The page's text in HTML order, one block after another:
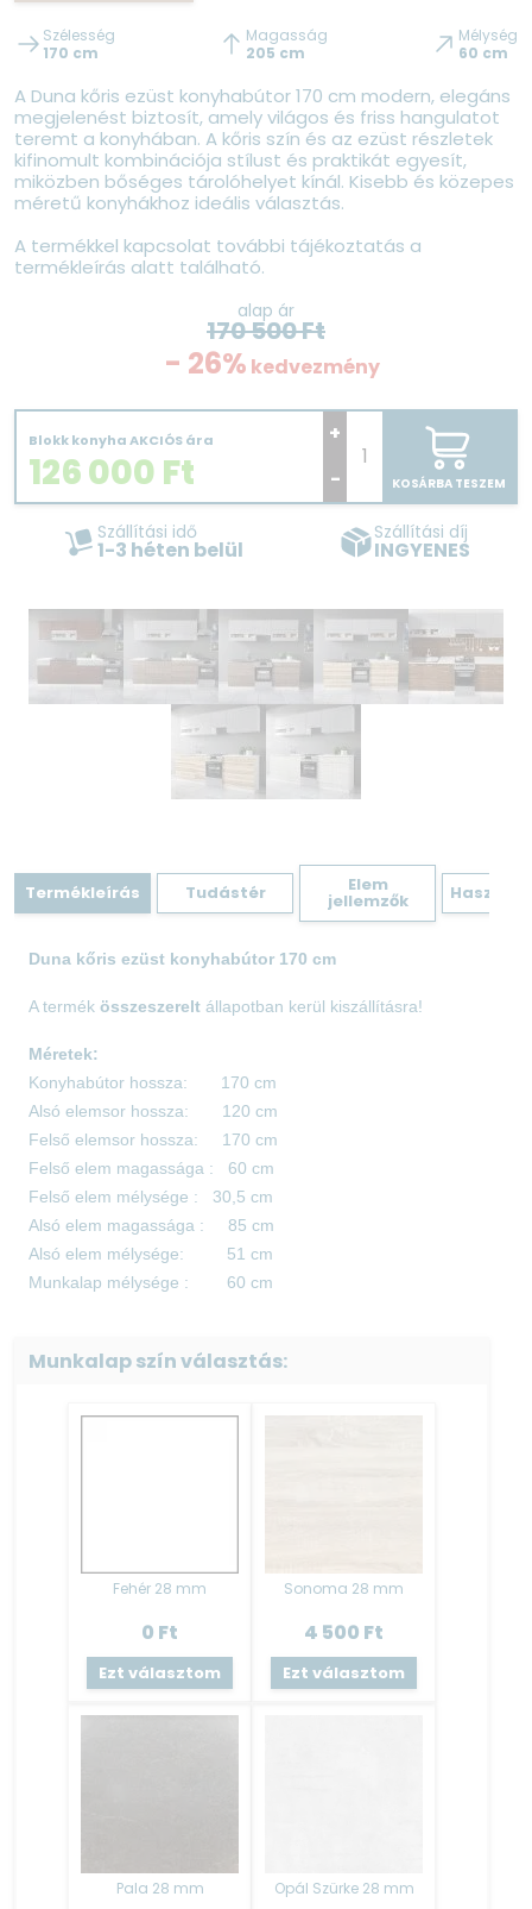
Szélesség
170 cm
Magasság
205 cm
Mélység
60 cm
A Duna kőris ezüst konyhabútor 170 cm modern, elegáns
megjelenést biztosít, amely világos és friss hangulatot
teremt a konyhában. A kőris szín és az ezüst részletek
kifinomult kombinációja stílust és praktikát egyesít,
miközben bőséges tárolóhelyet kínál. Kisebb és közepes
méretű konyhákhoz ideális választás.
A termékkel kapcsolat további tájékoztatás a
termékleírás alatt található.
alap ár
170 500Ft
- 26% kedvezmény
Blokk konyha AKCIÓS ára
126 000 Ft
+
-
KOSÁRBA TESZEM
Szállítási idő
1-3 héten belül
Szállítási díj
INGYENES
Termékleírás Tudástér Elem
jellemzők Hasznos
Duna kőris ezüst konyhabútor 170 cm
A termék összeszerelt állapotban kerül kiszállításra!
Méretek:
Konyhabútor hossza: 170 cm
Alsó elemsor hossza: 120 cm
Felső elemsor hossza: 170 cm
Felső elem magassága : 60 cm
Felső elem mélysége : 30,5 cm
Alsó elem magassága : 85 cm
Alsó elem mélysége: 51 cm
Munkalap mélysége : 60 cm
80-as mosogatós elem 85 cm × 80 cm × 51 cm
80-as üveges felső elem 60 cm × 80 cm × 30,5 cm
2,8 cm vastagságú préselt laminált forgácslap, elemenként
szerelve.
Asztalosipari szerszámokkal könnyen megmunkálható.
A mosogató szekrény nem tartalmaz munkalapot!
További plusz munkalap vásárlás is megoldható, melyet a
kiegészítő elemeknél fog megtalálni.
Munkalap szín választás:
Fehér 28 mm
0 Ft
Ezt választom
Sonoma 28 mm
4 500 Ft
Ezt választom
Pala 28 mm Opál Szürke 28 mm